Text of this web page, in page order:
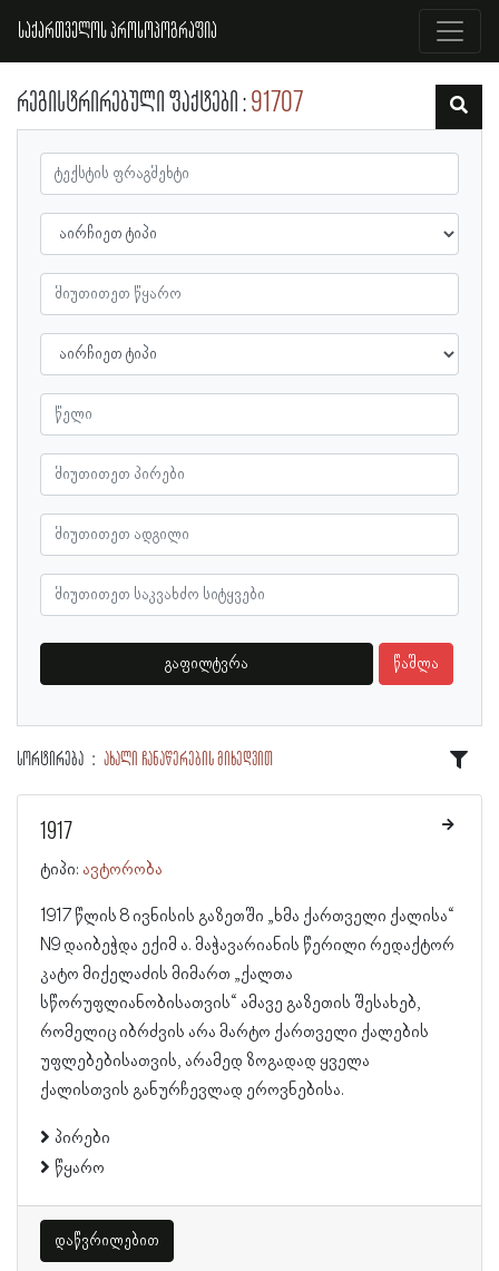
საქართველოს პროსოპოგრაფია
რეგისტრირებული ფაქტები 91707
გაფილტვრა წაშლა
სორტირება ახალი ჩანაწერების მიხედვით
1917
ტიპი: ავტორობა
1917 წლის 8 ივნისის გაზეთში „ხმა ქართველი ქალისა“
N9 დაიბეჭდა ექიმ ა. მაჭავარიანის წერილი რედაქტორ
კატო მიქელაძის მიმართ „ქალთა
სწორუფლიანობისათვის“ ამავე გაზეთის შესახებ,
რომელიც იბრძვის არა მარტო ქართველი ქალების
უფლებებისათვის, არამედ ზოგადად ყველა
ქალისთვის განურჩევლად ეროვნებისა.
პირები
წყარო
დაწვრილებით